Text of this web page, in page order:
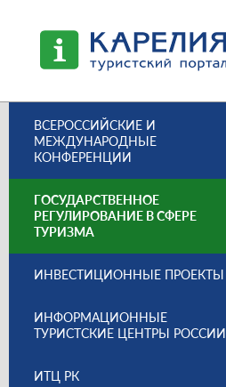
ВСЕРОССИЙСКИЕ И
МЕЖДУНАРОДНЫЕ
КОНФЕРЕНЦИИ
ГОСУДАРСТВЕННОЕ
РЕГУЛИРОВАНИЕ В СФЕРЕ
ТУРИЗМА
ИНВЕСТИЦИОННЫЕ ПРОЕКТЫ
ИНФОРМАЦИОННЫЕ
ТУРИСТСКИЕ ЦЕНТРЫ РОССИИ
ИТЦ РК